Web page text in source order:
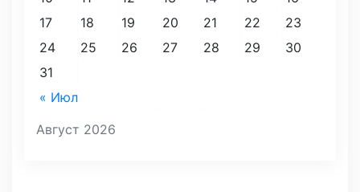
Август 2026
« Июл
17
18 19 20 21 22
23
24
25 26 27 28 29
30
31